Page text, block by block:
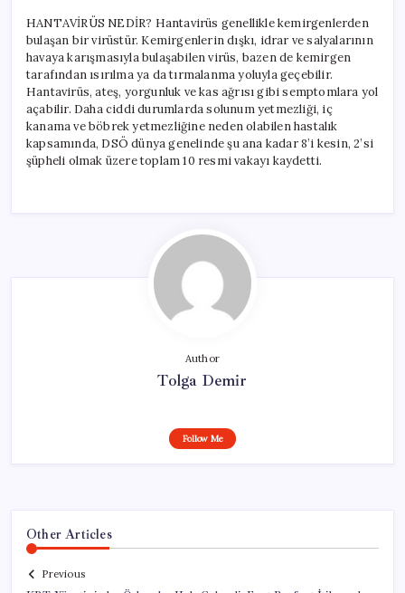
HANTAVİRÜS NEDİR? Hantavirüs genellikle kemirgenlerden
bulaşan bir virüstür. Kemirgenlerin dışkı, idrar ve salyalarının
havaya karışmasıyla bulaşabilen virüs, bazen de kemirgen
tarafından ısırılma ya da tırmalanma yoluyla geçebilir.
Hantavirüs, ateş, yorgunluk ve kas ağrısı gibi semptomlara yol
açabilir. Daha ciddi durumlarda solunum yetmezliği, iç
kanama ve böbrek yetmezliğine neden olabilen hastalık
kapsamında, DSÖ dünya genelinde şu ana kadar 8’i kesin, 2’si
şüpheli olmak üzere toplam 10 resmi vakayı kaydetti.
Author
Tolga Demir
Follow Me
Other Articles
Previous